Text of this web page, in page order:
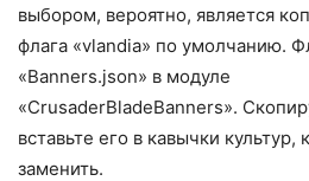
выбором, вероятно, является
флага «vlandia» по умолчанию.
«Banners.json» в модуле
«CrusaderBladeBanners».
вставьте его в кавычки культур,
заменить.